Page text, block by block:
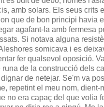
amb solars. Els seus crits
que de bon principi havia
agafant-la amb fermesa
Si notava alguna
somicava i es
fer qualsevol oposició.
de la construcció dels
de netejar. Se'm va
repetint el meu nom, dient-
no era capaç del que volia